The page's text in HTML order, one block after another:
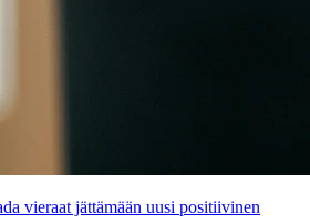
vieraat jättämään uusi positiivinen